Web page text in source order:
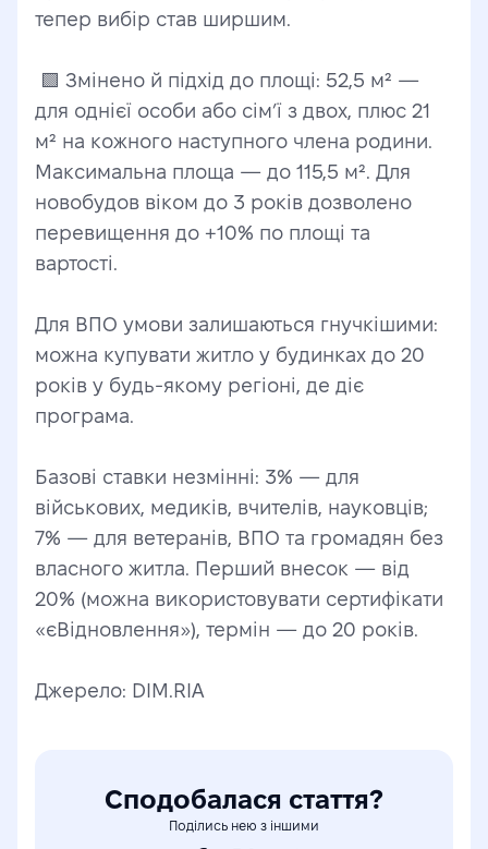
тепер вибір став ширшим.
🟩 Змінено й підхід до площі: 52,5 м² —
для однієї особи або сім’ї з двох, плюс 21
м² на кожного наступного члена родини.
Максимальна площа — до 115,5 м². Для
новобудов віком до 3 років дозволено
перевищення до +10% по площі та
вартості.
Для ВПО умови залишаються гнучкішими:
можна купувати житло у будинках до 20
років у будь-якому регіоні, де діє
програма.
Базові ставки незмінні: 3% — для
військових, медиків, вчителів, науковців;
7% — для ветеранів, ВПО та громадян без
власного житла. Перший внесок — від
20% (можна використовувати сертифікати
«єВідновлення»), термін — до 20 років.
Джерело: DIM.RIA
Сподобалася стаття?
Поділись нею з іншими